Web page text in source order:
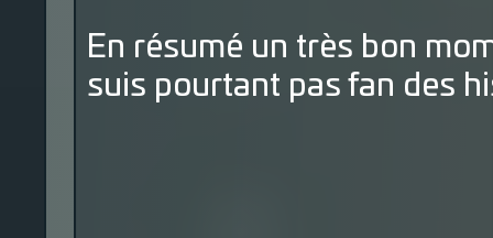
En résumé un très bon
suis pourtant pas fan des